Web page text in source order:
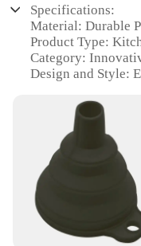
Specifications:
Material: Durable
Product Type:
Category:
Design and Style:
Typical Adaptive
Performance and
Resistant
Parts and
Multiple Tools
Features:
**Elevate Your